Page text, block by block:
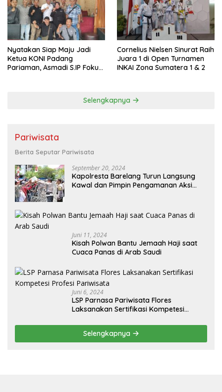
Nyatakan Siap Maju Jadi
Ketua KONI Padang
Pariaman, Asmadi S.IP Fokus
Cornelius Nielsen Sinurat Raih
Juara 1 di Open Turnamen
INKAI Zona Sumatera 1 & 2
Selengkapnya
Pariwisata
Berita Seputar Pariwisata
September 20, 2024
Kapolresta Barelang Turun Langsung
Kawal dan Pimpin Pengamanan Aksi
Juni 11, 2024
Kisah Polwan Bantu Jemaah Haji saat
Cuaca Panas di Arab Saudi
Juni 6, 2024
LSP Parnasa Pariwisata Flores
Laksanakan Sertifikasi Kompetesi
Selengkapnya